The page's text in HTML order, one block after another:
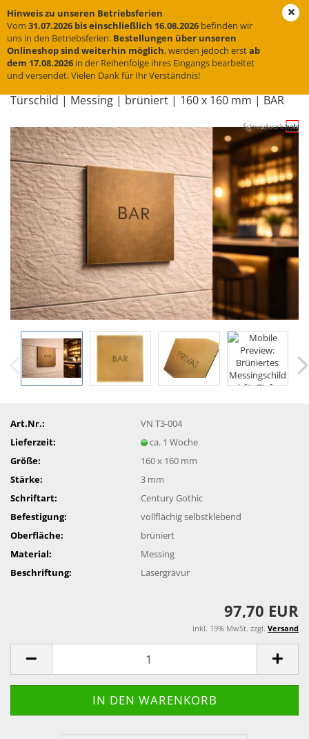
Hinweis zu unseren Betriebsferien
Vom 31.07.2026 bis einschließlich 16.08.2026 befinden wir
uns in den Betriebsferien. Bestellungen über unseren
Onlineshop sind weiterhin möglich, werden jedoch erstab
dem 17.08.2026 in der Reihenfolge ihres Eingangs bearbeitet
und versendet. Vielen Dank für Ihr Verständnis!
« Erster « zurück weiter »
Letzter »
31Artikel in dieser Kategorie
Tür­schild | Mes­sing | brü­niert | 160 x 160 mm | BAR
Art.Nr.:
VN T3-004
Lieferzeit:
ca. 1 Woche
Größe:
160 x 160 mm
Stärke:
3 mm
Schriftart:
Century Gothic
Befestigung:
vollflächig selbstklebend
Oberfläche:
brüniert
Material:
Messing
Beschriftung:
Lasergravur
97,70 EUR
inkl. 19% MwSt. zzgl. Versand